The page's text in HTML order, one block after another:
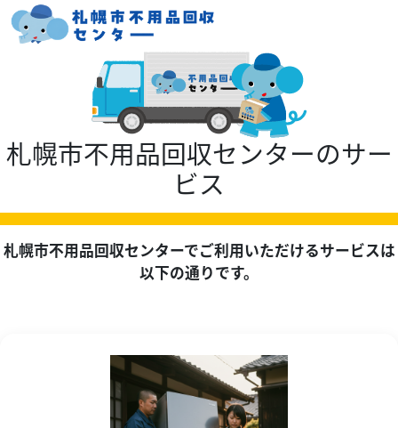
札幌市不用品回収センターのサー
ビス
札幌市不用品回収センターでご利用いただけるサービスは
以下の通りです。